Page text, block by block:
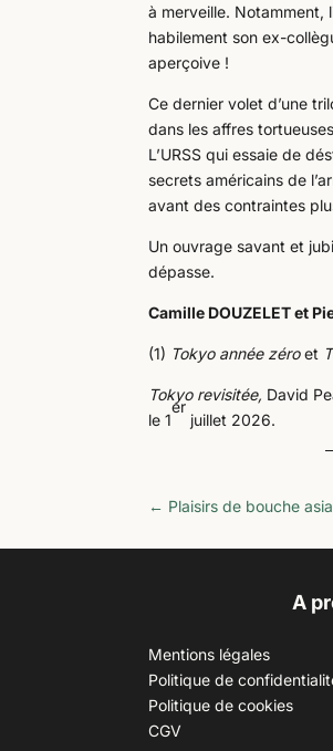
à merveille. Notamment,
habilement son ex-
aperçoive !
Ce dernier volet d’une
dans les affres
L’URSS qui essaie de
secrets américains de
avant des contraintes
Un ouvrage savant et
dépasse.
Camille DOUZELET et
(1) Tokyo année zéroet
Tokyo revisitée, David
le 1
er
juillet 2026.
← Plaisirs de bouche
A
Mentions légales
Politique de
Politique de cookies
CGV